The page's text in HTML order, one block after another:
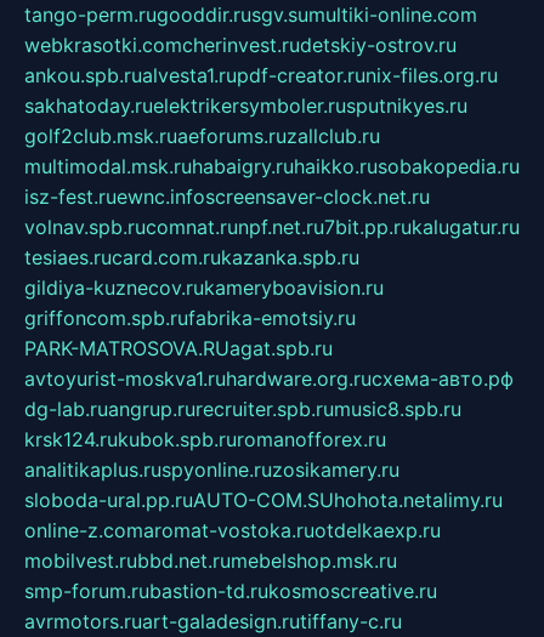
tango-perm.rugooddir.rusgv.sumultiki-online.com
webkrasotki.comcherinvest.rudetskiy-ostrov.ru
ankou.spb.rualvesta1.rupdf-creator.runix-files.org.ru
sakhatoday.ruelektrikersymboler.rusputnikyes.ru
golf2club.msk.ruaeforums.ruzallclub.ru
multimodal.msk.ruhabaigry.ruhaikko.rusobakopedia.ru
isz-fest.ruewnc.infoscreensaver-clock.net.ru
volnav.spb.rucomnat.runpf.net.ru7bit.pp.rukalugatur.ru
tesiaes.rucard.com.rukazanka.spb.ru
gildiya-kuznecov.rukameryboavision.ru
griffoncom.spb.rufabrika-emotsiy.ru
PARK-MATROSOVA.RUagat.spb.ru
avtoyurist-moskva1.ruhardware.org.ruсхема-авто.рф
dg-lab.ruangrup.rurecruiter.spb.rumusic8.spb.ru
krsk124.rukubok.spb.ruromanofforex.ru
analitikaplus.ruspyonline.ruzosikamery.ru
sloboda-ural.pp.ruAUTO-COM.SUhohota.netalimy.ru
online-z.comaromat-vostoka.ruotdelkaexp.ru
mobilvest.rubbd.net.rumebelshop.msk.ru
smp-forum.rubastion-td.rukosmoscreative.ru
avrmotors.ruart-galadesign.rutiffany-c.ru